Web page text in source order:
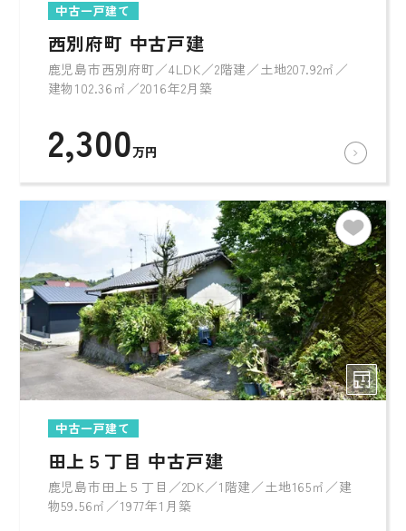
中古一戸建て
西別府町 中古戸建
鹿児島市西別府町／4LDK／2階建／土地207.92㎡／
建物102.36㎡／2016年2月築
2,300万円
中古一戸建て
田上５丁目 中古戸建
鹿児島市田上５丁目／2DK／1階建／土地165㎡／建
物59.56㎡／1977年1月築